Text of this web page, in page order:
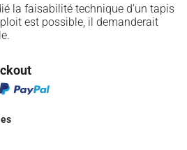
la faisabilité technique d’un tapis
est possible, il demanderait